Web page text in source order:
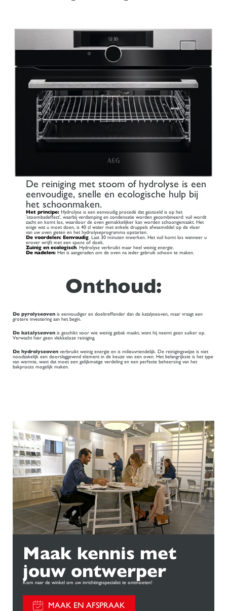
De reiniging met stoom of hydrolyse is een
eenvoudige, snelle en ecologische hulp bij
het schoonmaken.
Het principe: Hydrolyse is een eenvoudig procedé dat gestoeld is op het
'stoombadeffect', waarbij verdamping en condensatie worden gecombineerd: vuil wordt
zacht en komt los, waardoor de oven gemakkelijker kan worden schoongemaakt. Het
enige wat u moet doen, is 40 cl water met enkele druppels afwasmiddel op de vloer
van uw oven gieten en het hydrolyseprogramma opstarten.
De voordelen: Eenvoudig. Laat 30 minuten inwerken. Het vuil komt los wanneer u
erover wrijft met een spons of doek.
Zuinig en ecologisch. Hydrolyse verbruikt maar heel weinig energie.
De nadelen: Het is aangeraden om de oven na ieder gebruik schoon te maken.
Onthoud:
De pyrolyseoven is eenvoudiger en doeltreffender dan de katalyseoven, maar vraagt een
grotere investering aan het begin.
De katalyseoven is geschikt voor wie weinig gebak maakt, want hij neemt geen suiker op.
Verwacht hier geen vlekkeloze reiniging.
De hydrolyseoven verbruikt weinig energie en is milieuvriendelijk. De reinigingswijze is niet
noodzakelijk een doorslaggevend element in de keuze van een oven. Het belangrijkste is het type
van warmte, want dat moet een gelijkmatige verdeling en een perfecte beheersing van het
bakproces mogelijk maken.
Maak kennis met
jouw ontwerper
Kom naar de winkel om uw inrichtingsspecialist te ontmoeten!
MAAK EN AFSPRAAK